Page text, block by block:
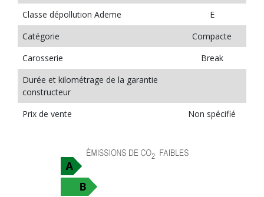
Classe dépollution Ademe
E
Catégorie
Compacte
Carosserie
Break
Durée et kilométrage de la garantie
constructeur
Prix de vente
Non spécifié